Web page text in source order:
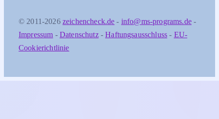
© 2011-2026 zeichencheck.de - info@ms-programs.de-
Impressum - Datenschutz-Haftungsausschluss - EU-
Cookierichtlinie